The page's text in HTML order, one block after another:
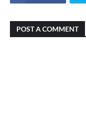
POST A COMMENT